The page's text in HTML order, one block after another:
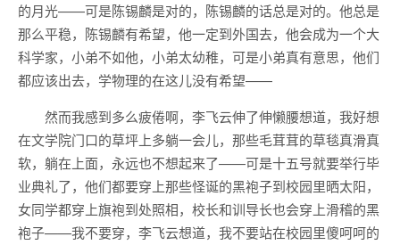
的月光——可是陈锡麟是对的，陈锡麟的话总是对的。他总是
那么平稳，陈锡麟有希望，他一定到外国去，他会成为一个大
科学家，小弟不如他，小弟太幼稚，可是小弟真有意思，他们
都应该出去，学物理的在这儿没有希望——
然而我感到多么疲倦啊，李飞云伸了伸懒腰想道，我好想
在文学院门口的草坪上多躺一会儿，那些毛茸茸的草毯真滑真
软，躺在上面，永远也不想起来了——可是十五号就要举行毕
业典礼了，他们都要穿上那些怪诞的黑袍子到校园里晒太阳，
女同学都穿上旗袍到处照相，校长和训导长也会穿上滑稽的黑
袍子——我不要穿，李飞云想道，我不要站在校园里傻呵呵的